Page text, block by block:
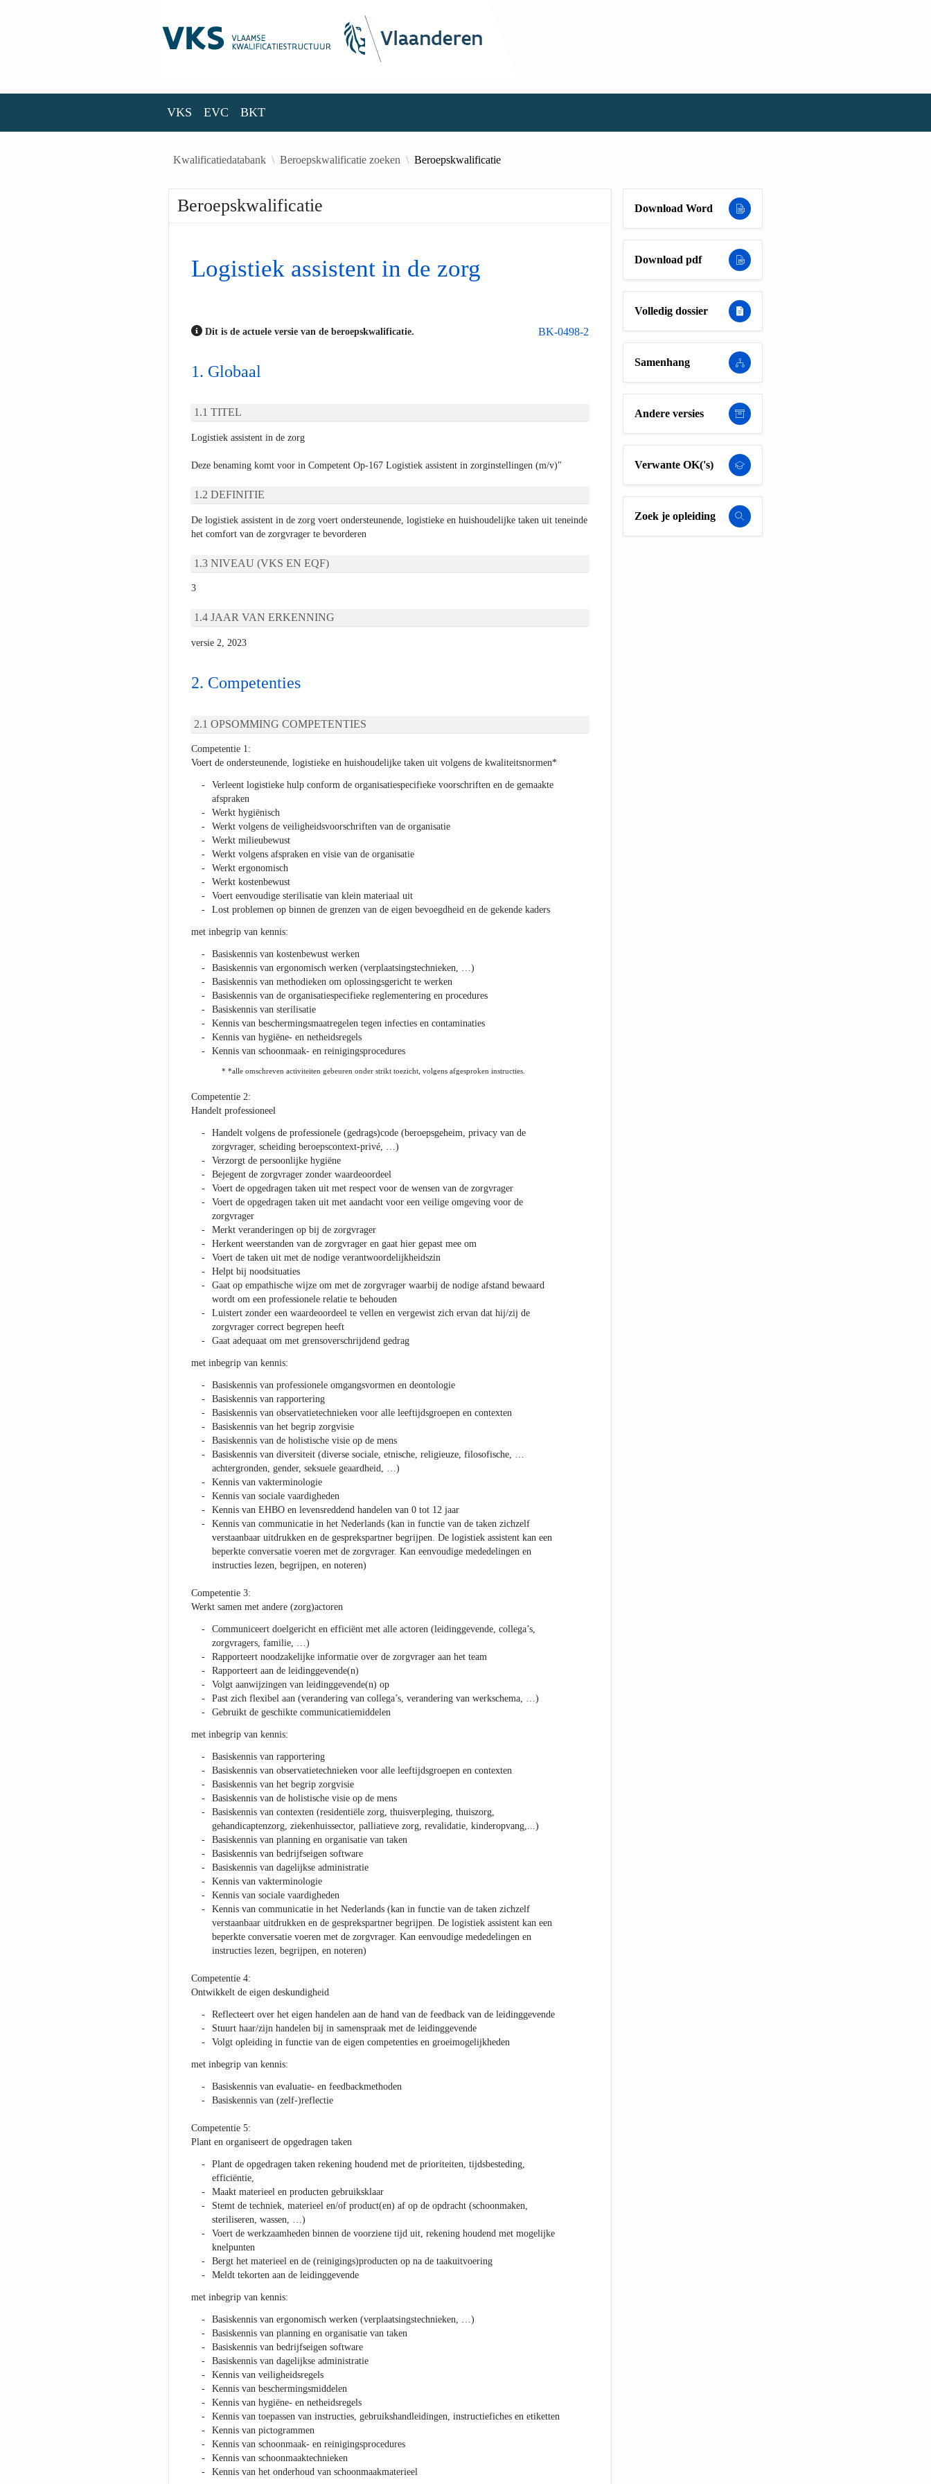
VKS EVC BKT
Kwalificatiedatabank Beroepskwalificatie zoeken Beroepskwalificatie
Beroepskwalificatie
Logistiek assistent in de zorg
BK-0498-2
Dit is de actuele versie van de beroepskwalificatie.
Globaal
TITEL
Logistiek assistent in de zorg
Deze benaming komt voor in Competent Op-167 Logistiek assistent in zorginstellingen (m/v)"
DEFINITIE
De logistiek assistent in de zorg voert ondersteunende, logistieke en huishoudelijke taken uit teneinde
het comfort van de zorgvrager te bevorderen
NIVEAU (VKS EN EQF)
3
JAAR VAN ERKENNING
versie 2, 2023
Competenties
OPSOMMING COMPETENTIES
Competentie 1:
Voert de ondersteunende, logistieke en huishoudelijke taken uit volgens de kwaliteitsnormen*
Verleent logistieke hulp conform de organisatiespecifieke voorschriften en de gemaakte
afspraken
Werkt hygiënisch
Werkt volgens de veiligheidsvoorschriften van de organisatie
Werkt milieubewust
Werkt volgens afspraken en visie van de organisatie
Werkt ergonomisch
Werkt kostenbewust
Voert eenvoudige sterilisatie van klein materiaal uit
Lost problemen op binnen de grenzen van de eigen bevoegdheid en de gekende kaders
met inbegrip van kennis:
Basiskennis van kostenbewust werken
Basiskennis van ergonomisch werken (verplaatsingstechnieken, …)
Basiskennis van methodieken om oplossingsgericht te werken
Basiskennis van de organisatiespecifieke reglementering en procedures
Basiskennis van sterilisatie
Kennis van beschermingsmaatregelen tegen infecties en contaminaties
Kennis van hygiëne- en netheidsregels
Kennis van schoonmaak- en reinigingsprocedures
* *alle omschreven activiteiten gebeuren onder strikt toezicht, volgens afgesproken instructies.
Competentie 2:
Handelt professioneel
Handelt volgens de professionele (gedrags)code (beroepsgeheim, privacy van de
zorgvrager, scheiding beroepscontext-privé, …)
Verzorgt de persoonlijke hygiëne
Bejegent de zorgvrager zonder waardeoordeel
Voert de opgedragen taken uit met respect voor de wensen van de zorgvrager
Voert de opgedragen taken uit met aandacht voor een veilige omgeving voor de
zorgvrager
Merkt veranderingen op bij de zorgvrager
Herkent weerstanden van de zorgvrager en gaat hier gepast mee om
Voert de taken uit met de nodige verantwoordelijkheidszin
Helpt bij noodsituaties
Gaat op empathische wijze om met de zorgvrager waarbij de nodige afstand bewaard
wordt om een professionele relatie te behouden
Luistert zonder een waardeoordeel te vellen en vergewist zich ervan dat hij/zij de
zorgvrager correct begrepen heeft
Gaat adequaat om met grensoverschrijdend gedrag
met inbegrip van kennis:
Basiskennis van professionele omgangsvormen en deontologie
Basiskennis van rapportering
Basiskennis van observatietechnieken voor alle leeftijdsgroepen en contexten
Basiskennis van het begrip zorgvisie
Basiskennis van de holistische visie op de mens
Basiskennis van diversiteit (diverse sociale, etnische, religieuze, filosofische, …
achtergronden, gender, seksuele geaardheid, …)
Kennis van vakterminologie
Kennis van sociale vaardigheden
Kennis van EHBO en levensreddend handelen van 0 tot 12 jaar
Kennis van communicatie in het Nederlands (kan in functie van de taken zichzelf
verstaanbaar uitdrukken en de gesprekspartner begrijpen. De logistiek assistent kan een
beperkte conversatie voeren met de zorgvrager. Kan eenvoudige mededelingen en
instructies lezen, begrijpen, en noteren)
Competentie 3:
Werkt samen met andere (zorg)actoren
Communiceert doelgericht en efficiënt met alle actoren (leidinggevende, collega’s,
zorgvragers, familie, …)
Rapporteert noodzakelijke informatie over de zorgvrager aan het team
Rapporteert aan de leidinggevende(n)
Volgt aanwijzingen van leidinggevende(n) op
Past zich flexibel aan (verandering van collega’s, verandering van werkschema, …)
Gebruikt de geschikte communicatiemiddelen
met inbegrip van kennis:
Basiskennis van rapportering
Basiskennis van observatietechnieken voor alle leeftijdsgroepen en contexten
Basiskennis van het begrip zorgvisie
Basiskennis van de holistische visie op de mens
Basiskennis van contexten (residentiële zorg, thuisverpleging, thuiszorg,
gehandicaptenzorg, ziekenhuissector, palliatieve zorg, revalidatie, kinderopvang,...)
Basiskennis van planning en organisatie van taken
Basiskennis van bedrijfseigen software
Basiskennis van dagelijkse administratie
Kennis van vakterminologie
Kennis van sociale vaardigheden
Kennis van communicatie in het Nederlands (kan in functie van de taken zichzelf
verstaanbaar uitdrukken en de gesprekspartner begrijpen. De logistiek assistent kan een
beperkte conversatie voeren met de zorgvrager. Kan eenvoudige mededelingen en
instructies lezen, begrijpen, en noteren)
Competentie 4:
Ontwikkelt de eigen deskundigheid
Reflecteert over het eigen handelen aan de hand van de feedback van de leidinggevende
Stuurt haar/zijn handelen bij in samenspraak met de leidinggevende
Volgt opleiding in functie van de eigen competenties en groeimogelijkheden
met inbegrip van kennis:
Basiskennis van evaluatie- en feedbackmethoden
Basiskennis van (zelf-)reflectie
Competentie 5:
Plant en organiseert de opgedragen taken
Plant de opgedragen taken rekening houdend met de prioriteiten, tijdsbesteding,
efficiëntie,
Maakt materieel en producten gebruiksklaar
Stemt de techniek, materieel en/of product(en) af op de opdracht (schoonmaken,
steriliseren, wassen, …)
Voert de werkzaamheden binnen de voorziene tijd uit, rekening houdend met mogelijke
knelpunten
Bergt het materieel en de (reinigings)producten op na de taakuitvoering
Meldt tekorten aan de leidinggevende
met inbegrip van kennis:
Basiskennis van ergonomisch werken (verplaatsingstechnieken, …)
Basiskennis van planning en organisatie van taken
Basiskennis van bedrijfseigen software
Basiskennis van dagelijkse administratie
Kennis van veiligheidsregels
Kennis van beschermingsmiddelen
Kennis van hygiëne- en netheidsregels
Kennis van toepassen van instructies, gebruikshandleidingen, instructiefiches en etiketten
Kennis van pictogrammen
Kennis van schoonmaak- en reinigingsprocedures
Kennis van schoonmaaktechnieken
Kennis van het onderhoud van schoonmaakmaterieel
Download Word
Download pdf
Volledig dossier
Samenhang
Andere versies
Verwante OK('s)
Zoek je opleiding